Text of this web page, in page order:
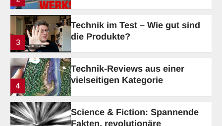
4
Technik-Reviews aus einer
vielseitigen Kategorie
5
Science & Fiction: Spannende
Fakten, revolutionäre
Forschungsergebnisse
Fotografie der besonderen Art –